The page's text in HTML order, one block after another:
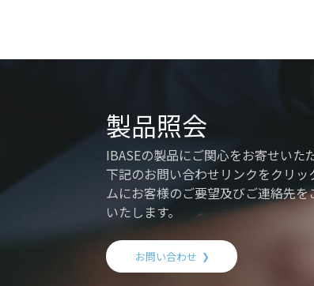
製品照会
IBASEの製品にご関心をお寄せいた
下記のお問い合わせリンクをクリ
ムにお客様のご要望及びご連絡先
いたします。
お問い合わせ